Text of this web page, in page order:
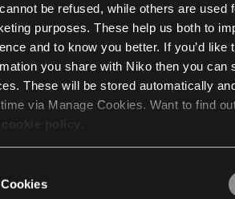
be refused, while others are used
purposes. These help us both to
and to know you better. If you’d like
you share with Niko then you can
These will be stored automatically
via Manage Cookies. Want to find
.
parties
who may receive and
met een stopcontact en twee
lounge achteraan in je groene
paaltje plaatsen voor je
een paaltje met een oplaadpunt
elektrisch slot.
televisie? Sluit dan je televisie en
stopcontact en televisie-aansluiting.